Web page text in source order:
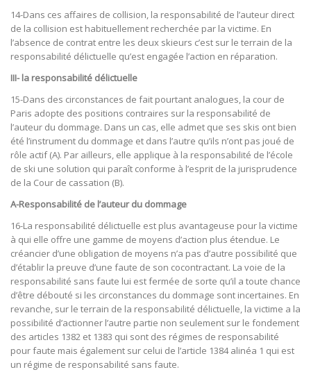
14-Dans ces affaires de collision, la responsabilité de l’auteur direct
de la collision est habituellement recherchée par la victime. En
l’absence de contrat entre les deux skieurs c’est sur le terrain de la
responsabilité délictuelle qu’est engagée l’action en réparation.
III- la responsabilité délictuelle
15-Dans des circonstances de fait pourtant analogues, la cour de
Paris adopte des positions contraires sur la responsabilité de
l’auteur du dommage. Dans un cas, elle admet que ses skis ont bien
été l’instrument du dommage et dans l’autre qu’ils n’ont pas joué de
rôle actif (A). Par ailleurs, elle applique à la responsabilité de l’école
de ski une solution qui paraît conforme à l’esprit de la jurisprudence
de la Cour de cassation (B).
A-Responsabilité de l’auteur du dommage
16-La responsabilité délictuelle est plus avantageuse pour la victime
à qui elle offre une gamme de moyens d’action plus étendue. Le
créancier d’une obligation de moyens n’a pas d’autre possibilité que
d’établir la preuve d’une faute de son cocontractant. La voie de la
responsabilité sans faute lui est fermée de sorte qu’il a toute chance
d’être débouté si les circonstances du dommage sont incertaines. En
revanche, sur le terrain de la responsabilité délictuelle, la victime a la
possibilité d’actionner l’autre partie non seulement sur le fondement
des articles 1382 et 1383 qui sont des régimes de responsabilité
pour faute mais également sur celui de l’article 1384 alinéa 1 qui est
un régime de responsabilité sans faute.